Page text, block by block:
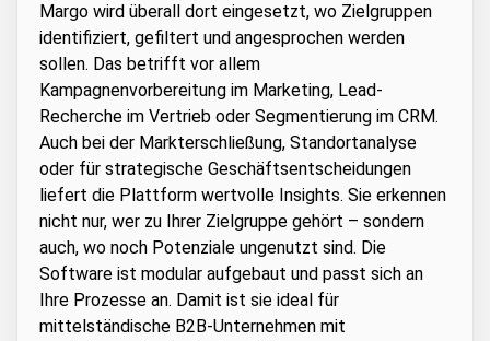
Margo wird überall dort eingesetzt, wo Zielgruppen
identifiziert, gefiltert und angesprochen werden
sollen. Das betrifft vor allem
Kampagnenvorbereitung im Marketing, Lead-
Recherche im Vertrieb oder Segmentierung im CRM.
Auch bei der Markterschließung, Standortanalyse
oder für strategische Geschäftsentscheidungen
liefert die Plattform wertvolle Insights. Sie erkennen
nicht nur, wer zu Ihrer Zielgruppe gehört – sondern
auch, wo noch Potenziale ungenutzt sind. Die
Software ist modular aufgebaut und passt sich an
Ihre Prozesse an. Damit ist sie ideal für
mittelständische B2B-Unternehmen mit